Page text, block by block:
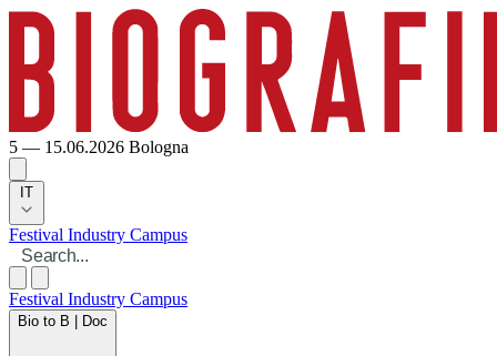
5 — 15.06.2026 Bologna
IT
Festival Industry Campus
Festival Industry Campus
Bio to B | Doc